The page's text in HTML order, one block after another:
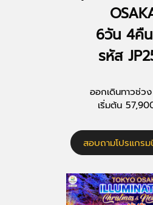
6วัน 4คื
รหัส
ออกเดินทาวช่ว
เริ่มต้น
สอบถามโปรแกร